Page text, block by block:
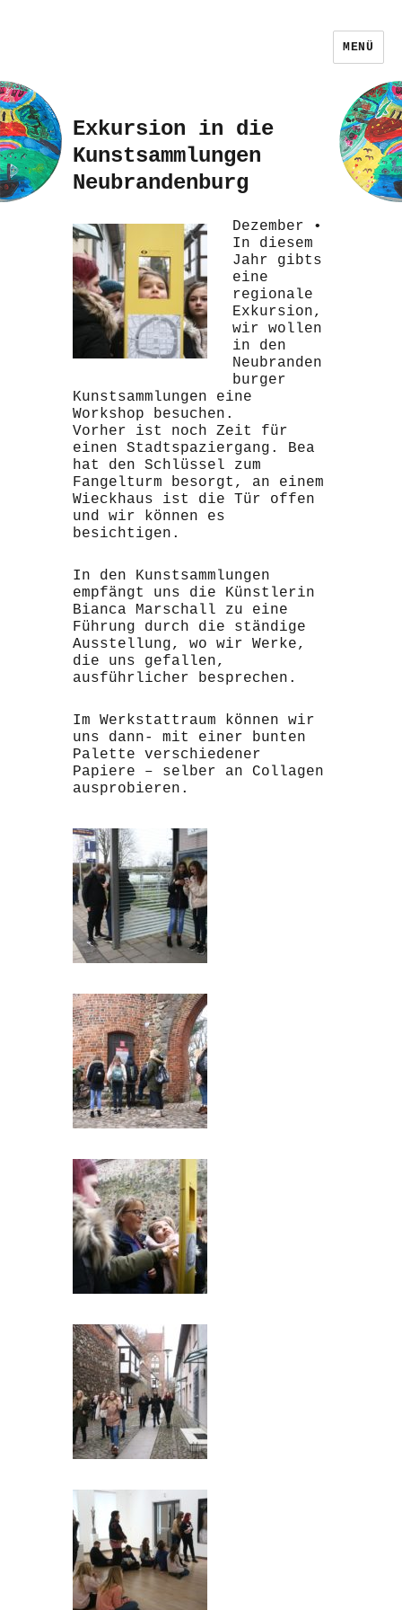
MENÜ
Exkursion in die
Kunstsammlungen
Neubrandenburg
Dezember •
In diesem
Jahr gibts
eine
regionale
Exkursion,
wir wollen
in den
Neubranden
burger
Kunstsammlungen eine
Workshop besuchen.
Vorher ist noch Zeit für
einen Stadtspaziergang. Bea
hat den Schlüssel zum
Fangelturm besorgt, an einem
Wieckhaus ist die Tür offen
und wir können es
besichtigen.
In den Kunstsammlungen
empfängt uns die Künstlerin
Bianca Marschall zu eine
Führung durch die ständige
Ausstellung, wo wir Werke,
die uns gefallen,
ausführlicher besprechen.
Im Werkstattraum können wir
uns dann- mit einer bunten
Palette verschiedener
Papiere – selber an Collagen
ausprobieren.